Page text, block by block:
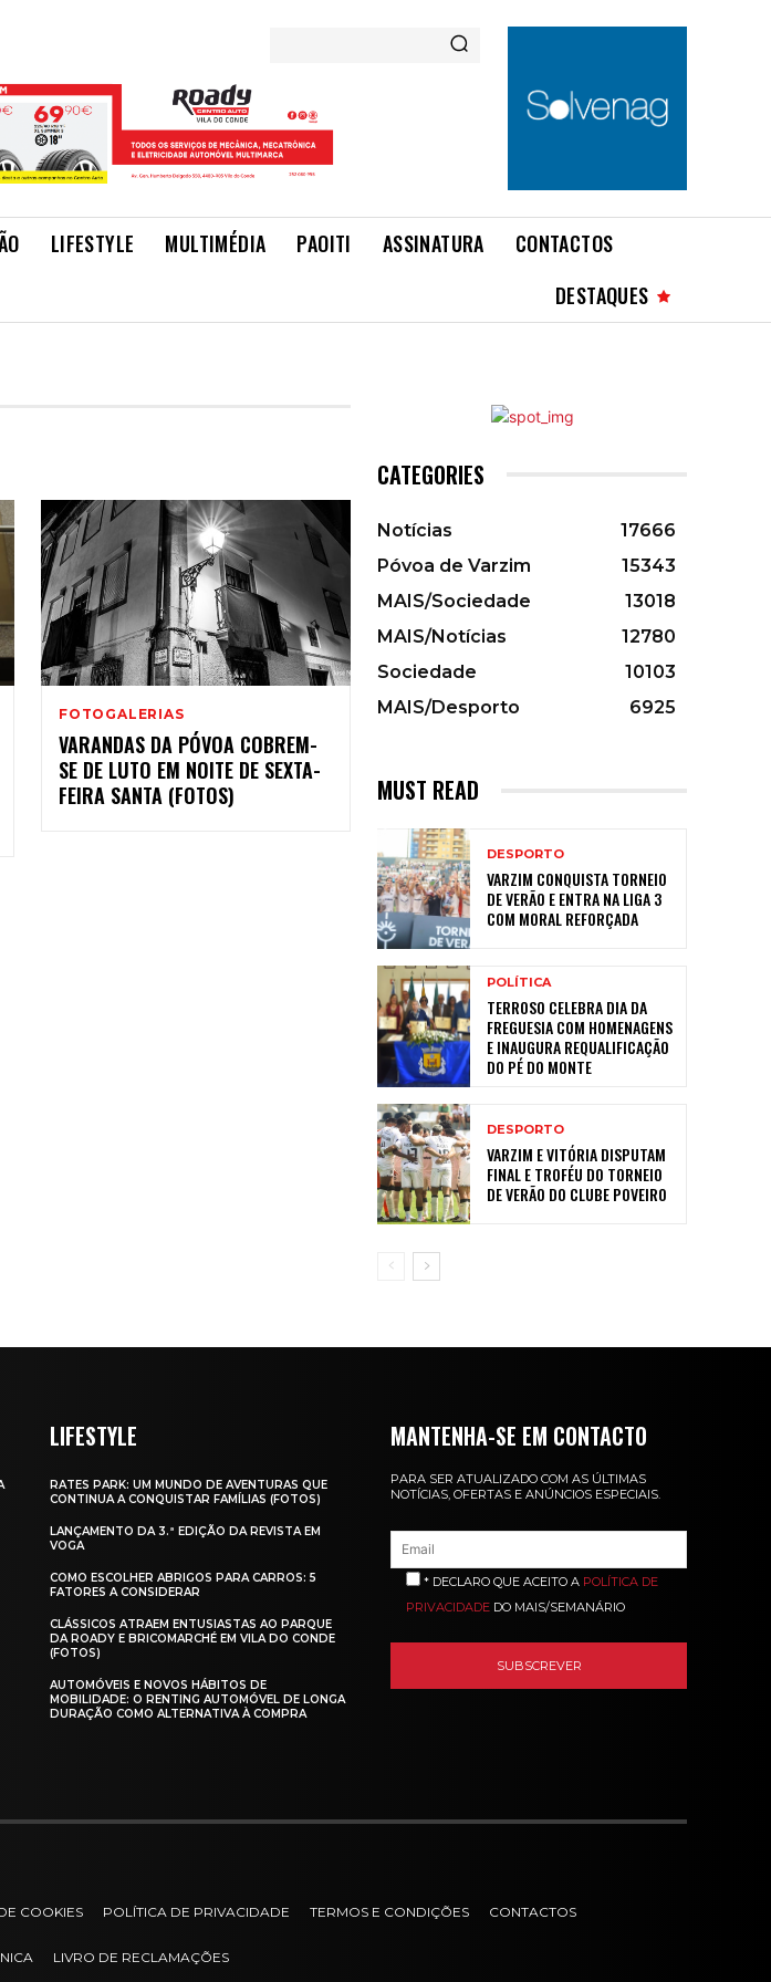
LIFESTYLE MULTIMÉDIA PAOITI ASSINATURA
CONTACTOS
DESTAQUES
FOTOGALERIAS
VARANDAS DA PÓVOA COBREM-
SE DE LUTO EM NOITE DE SEXTA-
FEIRA SANTA (FOTOS)
CATEGORIES
Notícias
17666
Póvoa de Varzim
15343
MAIS/Sociedade
13018
MAIS/Notícias
12780
Sociedade
10103
MAIS/Desporto
6925
MUST READ
DESPORTO
VARZIM CONQUISTA TORNEIO
DE VERÃO E ENTRA NA LIGA 3
COM MORAL REFORÇADA
POLÍTICA
TERROSO CELEBRA DIA DA
FREGUESIA COM HOMENAGENS
E INAUGURA REQUALIFICAÇÃO
DO PÉ DO MONTE
DESPORTO
VARZIM E VITÓRIA DISPUTAM
FINAL E TROFÉU DO TORNEIO
DE VERÃO DO CLUBE POVEIRO
LIFESTYLE
RATES PARK: UM MUNDO DE AVENTURAS QUE
CONTINUA A CONQUISTAR FAMÍLIAS (FOTOS)
LANÇAMENTO DA 3.ª EDIÇÃO DA REVISTA EM
VOGA
COMO ESCOLHER ABRIGOS PARA CARROS: 5
FATORES A CONSIDERAR
CLÁSSICOS ATRAEM ENTUSIASTAS AO PARQUE
DA ROADY E BRICOMARCHÉ EM VILA DO CONDE
(FOTOS)
AUTOMÓVEIS E NOVOS HÁBITOS DE
MOBILIDADE: O RENTING AUTOMÓVEL DE LONGA
DURAÇÃO COMO ALTERNATIVA À COMPRA
MANTENHA-SE EM CONTACTO
PARA SER ATUALIZADO COM AS ÚLTIMAS
NOTÍCIAS, OFERTAS E ANÚNCIOS ESPECIAIS.
* DECLARO QUE ACEITO A POLÍTICA DE
PRIVACIDADE DO MAIS/SEMANÁRIO
COOKIES POLÍTICA DE PRIVACIDADE TERMOS E CONDIÇÕES CONTACTOS
LIVRO DE RECLAMAÇÕES